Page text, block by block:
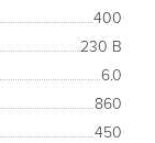
400
230 В
6.0
860
450